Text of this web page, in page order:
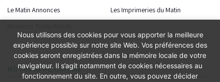
Le Matin Annonces
Les Imprimeries du Matin
NOTRE APPLICATION
Nous utilisons des cookies pour vous apporter la meilleure
expérience possible sur notre site Web. Vos préférences des
cookies seront enregistrées dans la mémoire locale de votre
navigateur. Il s’agit notamment de cookies nécessaires au
fonctionnement du site. En outre, vous pouvez décider